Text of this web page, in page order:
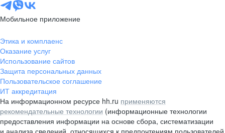
Мобильное приложение
Этика и комплаенс
Оказание услуг
Использование сайтов
Защита персональных данных
Пользовательское соглашение
ИТ аккредитация
На информационном ресурсе hh.ru применяются
рекомендательные технологии (информационные технологии
предоставления информации на основе сбора, систематизации
и анализа сведений, относящихся к предпочтениям пользователей